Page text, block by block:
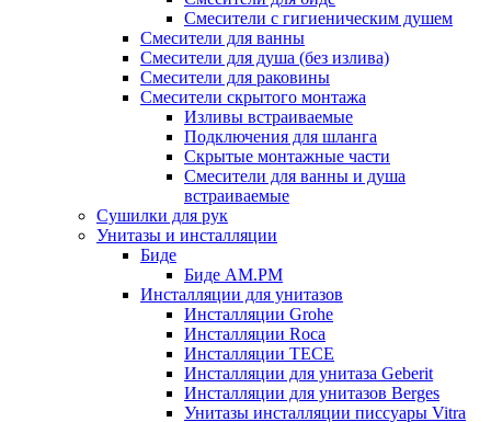
Смесители с гигиеническим душем
Смесители для ванны
Смесители для душа (без излива)
Смесители для раковины
Смесители скрытого монтажа
Изливы встраиваемые
Подключения для шланга
Скрытые монтажные части
Смесители для ванны и душа
встраиваемые
Сушилки для рук
Унитазы и инсталляции
Биде
Биде AM.PM
Инсталляции для унитазов
Инсталляции Grohe
Инсталляции Roca
Инсталляции TECE
Инсталляции для унитаза Geberit
Инсталляции для унитазов Berges
Унитазы инсталляции писсуары Vitra